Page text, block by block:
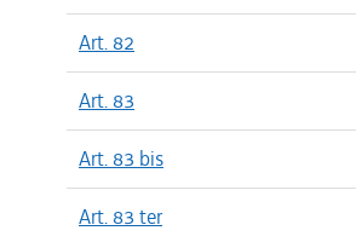
Art. 82
Art. 83
Art. 83 bis
Art. 83 ter